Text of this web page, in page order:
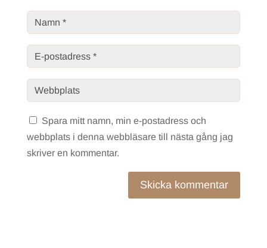
Spara mitt namn, min e-postadress och
webbplats i denna webbläsare till nästa gång jag
skriver en kommentar.
Skicka kommentar